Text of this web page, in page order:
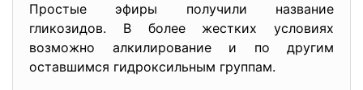
Простые эфиры получили название
гликозидов. В более жестких условиях
возможно алкилирование и по другим
оставшимся гидроксильным группам.